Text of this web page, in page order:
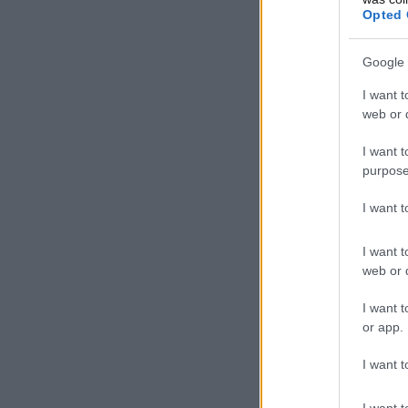
Opted
Google
I want
web or
I want
I want
I want
web or
I want
or app.
I want